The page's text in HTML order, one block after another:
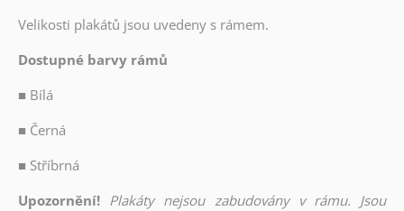
Velikosti plakátů jsou uvedeny s rámem.
Dostupné barvy rámů
■ Bílá
■ Černá
■ Stříbrná
Upozornění! Plakáty nejsou zabudovány v rámu. Jsou